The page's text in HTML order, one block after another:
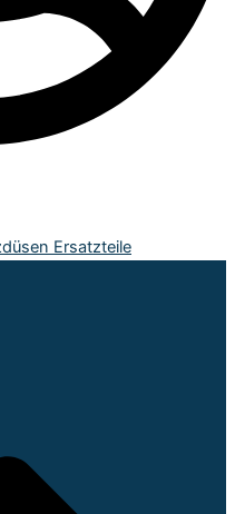
Ersatzteile